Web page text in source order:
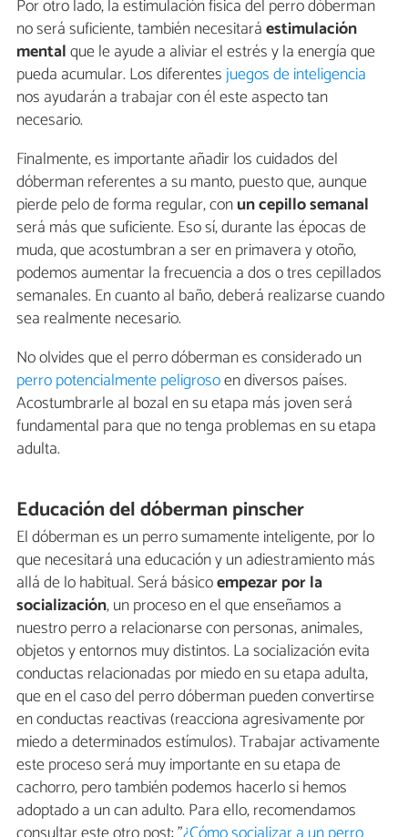
Por otro lado, la estimulación física del perro dóberman
no será suficiente, también necesitaráestimulación
mentalque le ayude a aliviar el estrés y la energía que
pueda acumular. Los diferentesjuegos de inteligencia
nos ayudarán a trabajar con él este aspecto tan
necesario.
Finalmente, es importante añadir los cuidados del
dóberman referentes a su manto, puesto que, aunque
pierde pelo de forma regular, conun cepillo semanal
será más que suficiente. Eso sí, durante las épocas de
muda, que acostumbran a ser en primavera y otoño,
podemos aumentar la frecuencia a dos o tres cepillados
semanales. En cuanto al baño, deberá realizarse cuando
sea realmente necesario.
No olvides que el perro dóberman es considerado un
perro potencialmente peligrosoen diversos países.
Acostumbrarle al bozal en su etapa más joven será
fundamental para que no tenga problemas en su etapa
adulta.
Educación del dóberman pinscher
El dóberman es un perro sumamente inteligente, por lo
que necesitará una educación y un adiestramiento más
allá de lo habitual. Será básicoempezar por la
socialización, un proceso en el que enseñamos a
nuestro perro a relacionarse con personas, animales,
objetos y entornos muy distintos. La socialización evita
conductas relacionadas por miedo en su etapa adulta,
que en el caso del perro dóberman pueden convertirse
en conductas reactivas (reacciona agresivamente por
miedo a determinados estímulos). Trabajar activamente
este proceso será muy importante en su etapa de
cachorro, pero también podemos hacerlo si hemos
adoptado a un can adulto. Para ello, recomendamos